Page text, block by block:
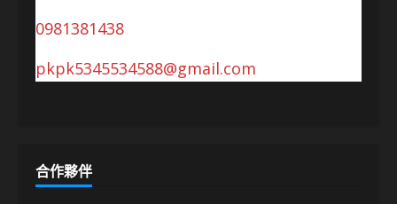
0981381438
pkpk5345534588@gmail.com
合作夥伴